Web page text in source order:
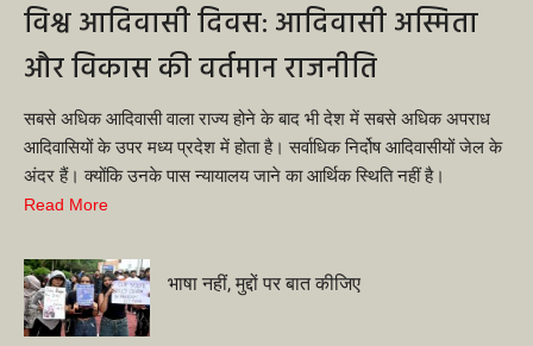
विश्व आदिवासी दिवस: आदिवासी अस्मिता
और विकास की वर्तमान राजनीति
सबसे अधिक आदिवासी वाला राज्य होने के बाद भी देश में सबसे अधिक अपराध
आदिवासियों के उपर मध्य प्रदेश में होता है। सर्वाधिक निर्दोष आदिवासीयों जेल के
अंदर हैं। क्योंकि उनके पास न्यायालय जाने का आर्थिक स्थिति नहीं है।
Read More
भाषा नहीं, मुद्दों पर बात कीजिए